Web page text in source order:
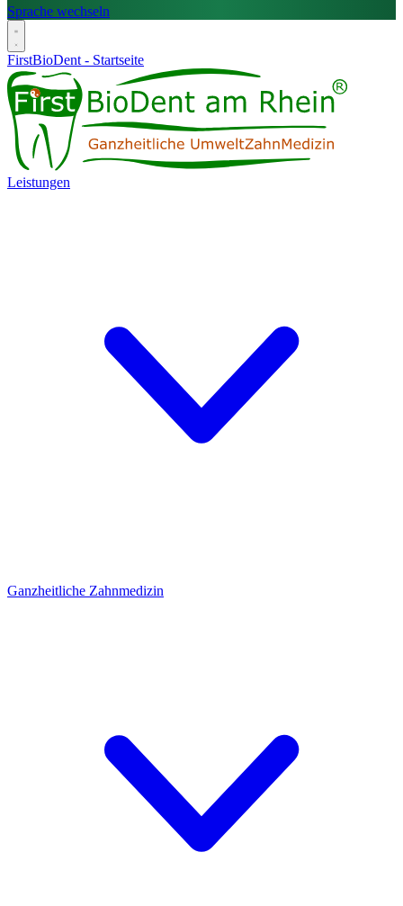
Sprache wechseln
FirstBioDent - Startseite
Leistungen
Ganzheitliche Zahnmedizin